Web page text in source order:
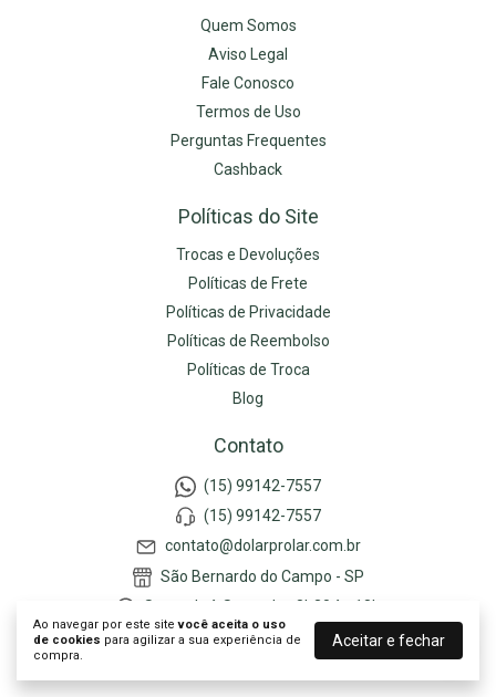
Ao navegar por este sitevocê aceita o uso
de cookies para agilizar a sua experiência de
compra.
Aceitar e fechar
Quem Somos
Aviso Legal
Fale Conosco
Termos de Uso
Perguntas Frequentes
Cashback
Políticas do Site
Trocas e Devoluções
Políticas de Frete
Políticas de Privacidade
Políticas de Reembolso
Políticas de Troca
Blog
Contato
(15) 99142-7557
(15) 99142-7557
contato@dolarprolar.com.br
São Bernardo do Campo - SP
Segunda à Sexta das 8h30 às 18h